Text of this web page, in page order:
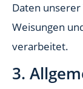
Daten
Weisungen
verarbeitet.
3.